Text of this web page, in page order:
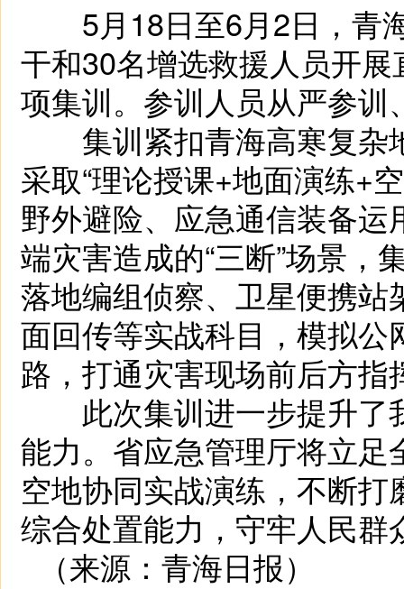
5月18日至6月2日，青
干和30名增选救援人员开
项集训。参训人员从严参
集训紧扣青海高寒复杂
采取“理论授课+地面演练+
野外避险、应急通信装备
端灾害造成的“三断”场景，
落地编组侦察、卫星便携
面回传等实战科目，模拟
路，打通灾害现场前后方指
此次集训进一步提升了
能力。省应急管理厅将立
空地协同实战演练，不断
综合处置能力，守牢人民群
（来源：青海日报）